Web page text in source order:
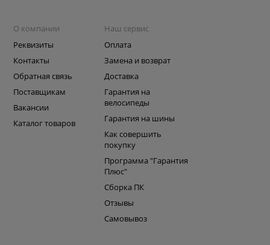
О компании
Реквизиты
Контакты
Обратная связь
Поставщикам
Вакансии
Каталог товаров
Наш сервис
Оплата
Замена и возврат
Доставка
Гарантия на
велосипеды
Гарантия на шины
Как совершить
покупку
Программа "Гарантия
Плюс"
Сборка ПК
Отзывы
Самовывоз